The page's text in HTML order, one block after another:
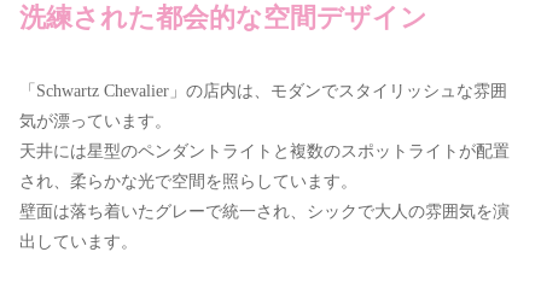
洗練された都会的な空間デザイン
「Schwartz Chevalier」の店内は、モダンでスタイリッシュな雰囲
気が漂っています。
天井には星型のペンダントライトと複数のスポットライトが配置
され、柔らかな光で空間を照らしています。
壁面は落ち着いたグレーで統一され、シックで大人の雰囲気を演
出しています。